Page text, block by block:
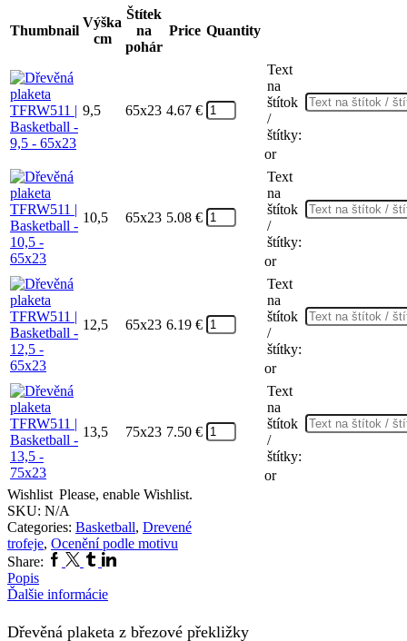
Thumbnail
Výška
cm
Štítek
na
pohár
Price Quantity
9,5 65x23 4.67 €
Text
na
štítok
/
štítky:
or
10,5 65x23 5.08 €
Text
na
štítok
/
štítky:
or
12,5 65x23 6.19 €
Text
na
štítok
/
štítky:
or
13,5 75x23 7.50 €
Text
na
štítok
/
štítky:
or
Wishlist Please, enable Wishlist.
SKU: N/A
Categories: Basketball, Drevené
trofeje, Ocenění podle motivu
Share: Facebook
Twitter
TumblrLinkedin
Popis
Ďalšie informácie
Dřevěná plaketa z březové překližky